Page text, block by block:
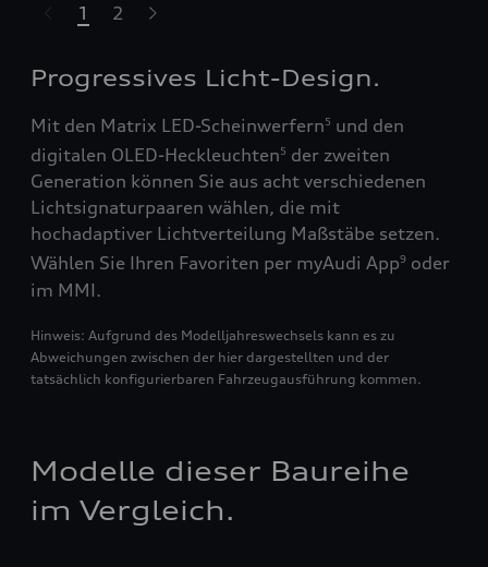
überspringen
1 2
Progressives Licht-Design.
Mit den Matrix LED-Scheinwerfern5 und den
digitalen OLED-Heckleuchten5 der zweiten
Generation können Sie aus acht verschiedenen
Lichtsignaturpaaren wählen, die mit
hochadaptiver Lichtverteilung Maßstäbe setzen.
Wählen Sie Ihren Favoriten per myAudi App9 oder
im MMI.
Hinweis: Aufgrund des Modelljahreswechsels kann es zu
Abweichungen zwischen der hier dargestellten und der
tatsächlich konfigurierbaren Fahrzeugausführung kommen.
Modelle dieser Baureihe
im Vergleich.